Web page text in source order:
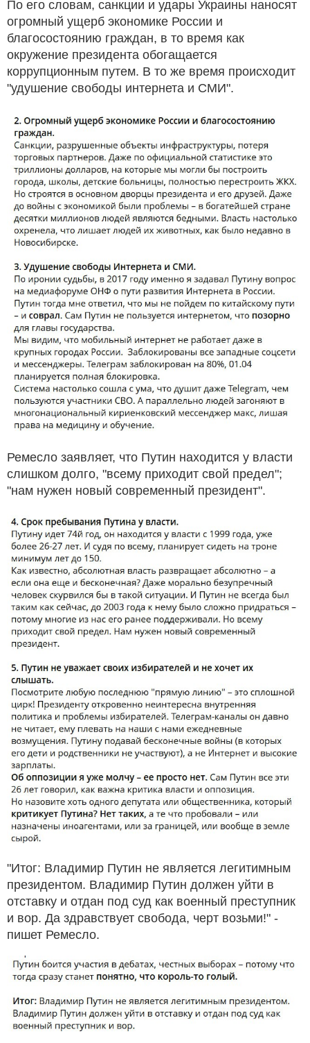
По его словам, санкции и удары Украины наносят
огромный ущерб экономике России и
благосостоянию граждан, в то время как
окружение президента обогащается
коррупционным путем. В то же время происходит
"удушение свободы интернета и СМИ".
Ремесло заявляет, что Путин находится у власти
слишком долго, "всему приходит свой предел";
"нам нужен новый современный президент".
"Итог: Владимир Путин не является легитимным
президентом. Владимир Путин должен уйти в
отставку и отдан под суд как военный преступник
и вор. Да здравствует свобода, черт возьми!" -
пишет Ремесло.